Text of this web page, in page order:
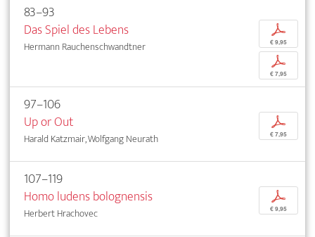
83–93
Das Spiel des Lebens
Hermann Rauchenschwandtner
p
€ 9,95
p
€ 7,95
97–106
Up or Out
Harald Katzmair, Wolfgang Neurath
p
€ 7,95
107–119
Homo ludens bolognensis
Herbert Hrachovec
p
€ 9,95